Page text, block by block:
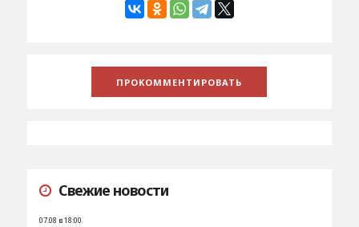
Свежие новости
07.08 в 18:00